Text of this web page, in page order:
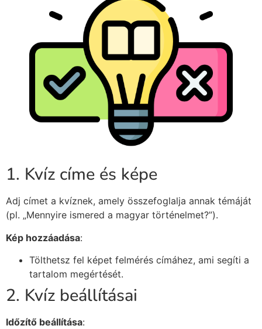
1. Kvíz címe és képe
Adj címet a kvíznek, amely összefoglalja annak témáját
(pl. „Mennyire ismered a magyar történelmet?”).
Kép hozzáadása:
Tölthetsz fel képet felmérés címáhez, ami segíti a
tartalom megértését.
2. Kvíz beállításai
Időzítő beállítása: